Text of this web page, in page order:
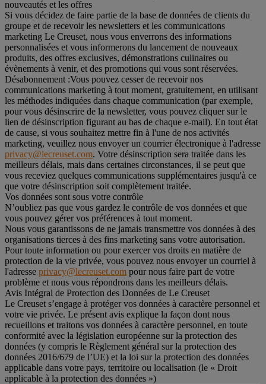
nouveautés et les offres
Si vous décidez de faire partie de la base de données de clients du
groupe et de recevoir les newsletters et les communications
marketing Le Creuset, nous vous enverrons des informations
personnalisées et vous informerons du lancement de nouveaux
produits, des offres exclusives, démonstrations culinaires ou
évènements à venir, et des promotions qui vous sont réservées.
Désabonnement :Vous pouvez cesser de recevoir nos
communications marketing à tout moment, gratuitement, en utilisant
les méthodes indiquées dans chaque communication (par exemple,
pour vous désinscrire de la newsletter, vous pouvez cliquer sur le
lien de désinscription figurant au bas de chaque e-mail). En tout état
de cause, si vous souhaitez mettre fin à l'une de nos activités
marketing, veuillez nous envoyer un courrier électronique à l'adresse
privacy@lecreuset.com. Votre désinscription sera traitée dans les
meilleurs délais, mais dans certaines circonstances, il se peut que
vous receviez quelques communications supplémentaires jusqu'à ce
que votre désinscription soit complètement traitée.
Vos données sont sous votre contrôle
N’oubliez pas que vous gardez le contrôle de vos données et que
vous pouvez gérer vos préférences à tout moment.
Nous vous garantissons de ne jamais transmettre vos données à des
organisations tierces à des fins marketing sans votre autorisation.
Pour toute information ou pour exercer vos droits en matière de
protection de la vie privée, vous pouvez nous envoyer un courriel à
l'adresse privacy@lecreuset.com pour nous faire part de votre
problème et nous vous répondrons dans les meilleurs délais.
Avis Intégral de Protection des Données de Le Creuset
Le Creuset s’engage à protéger vos données à caractère personnel et
votre vie privée. Le présent avis explique la façon dont nous
recueillons et traitons vos données à caractère personnel, en toute
conformité avec la législation européenne sur la protection des
données (y compris le Règlement général sur la protection des
données 2016/679 de l’UE) et la loi sur la protection des données
applicable dans votre pays, territoire ou localisation (le « Droit
applicable à la protection des données »)